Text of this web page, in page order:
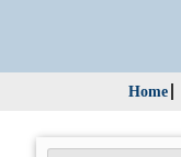
Home